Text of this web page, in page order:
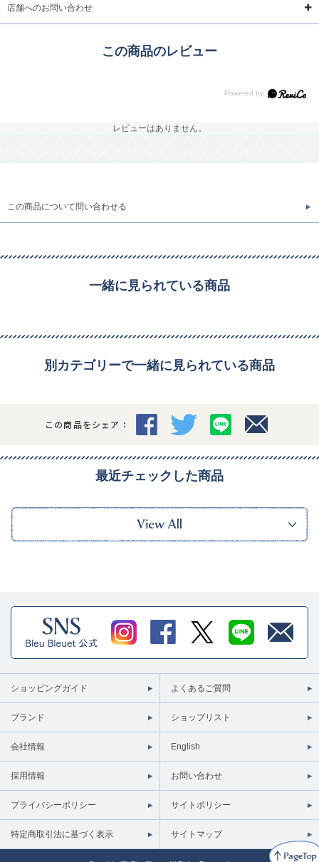
店舗へのお問い合わせ
この商品のレビュー
レビューはありません。
この商品について問い合わせる
一緒に見られている商品
別カテゴリーで一緒に見られている商品
この商品をシェア：
最近チェックした商品
ショッピングガイド よくあるご質問
ブランド ショップリスト
会社情報 English
採用情報 お問い合わせ
プライバシーポリシー サイトポリシー
特定商取引法に基づく表示 サイトマップ